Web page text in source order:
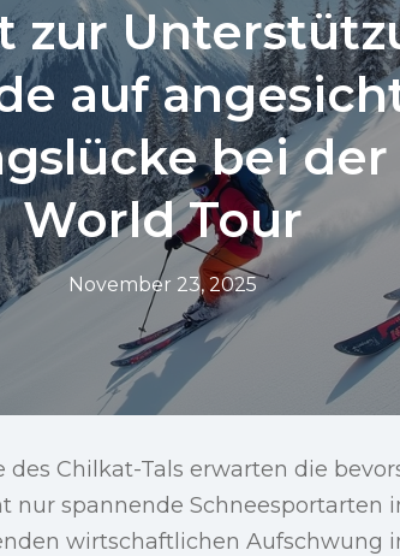
zur
auf
bei
World Tour
November 23, 2025
des Chilkat-Tals erwarten die
nur spannende Schneesportarten
wirtschaftlichen Aufschwung